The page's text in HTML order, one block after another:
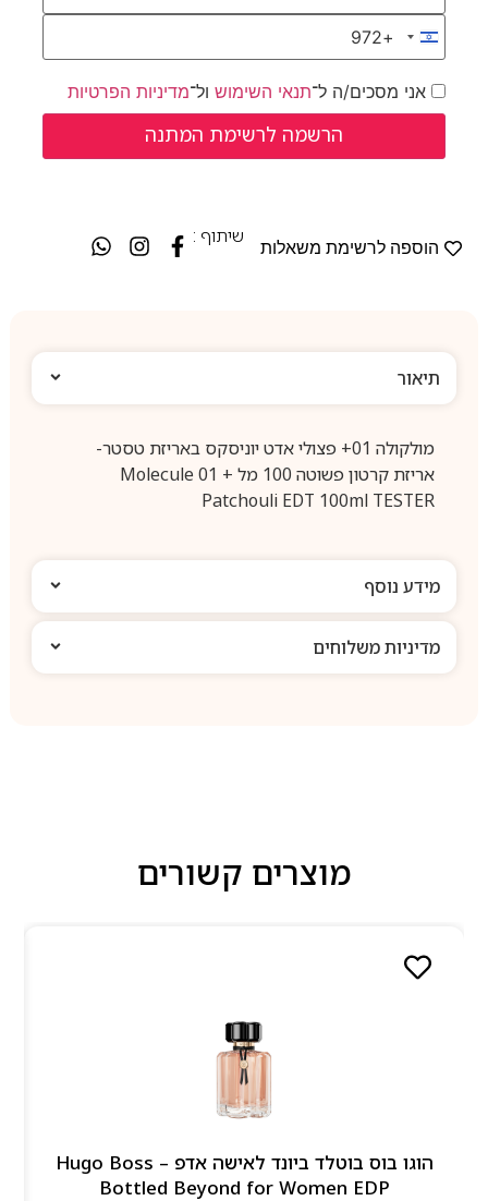
Israel +972
+972
אני מסכים/ה ל־תנאי השימושול־מדיניות הפרטיות
הוספה לרשימת משאלות
שיתוף :
תיאור
מולקולה 01+ פצולי אדט יוניסקס באריזת טסטר-
אריזת קרטון פשוטה 100 מל Molecule 01 +
Patchouli EDT 100ml TESTER
מידע נוסף
מדיניות משלוחים
מוצרים קשורים
הוגו בוס בוטלד ביונד לאישה אדפ – Hugo Boss
Bottled Beyond for Women EDP